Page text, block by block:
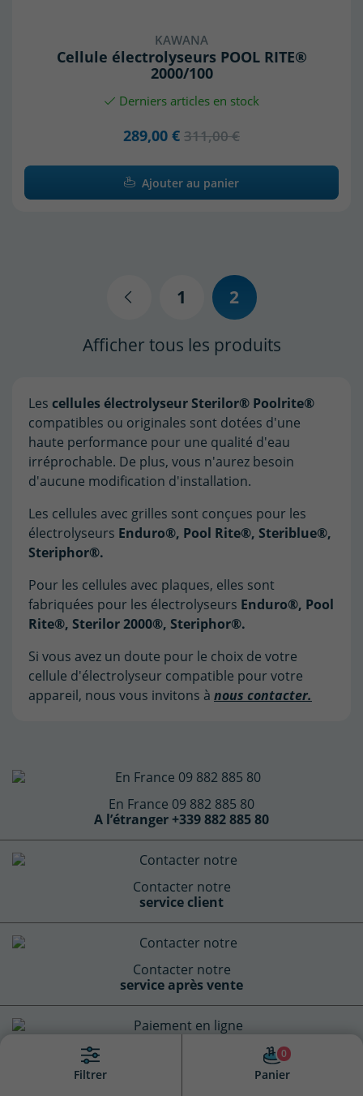
KAWANA
Cellule électrolyseurs POOL RITE®
2000/100
Derniers articles en stock
289,00 € 311,00 €
Ajouter au panier
Précédent
1 2
Afficher tous les produits
Les cellules électrolyseur Sterilor® Poolrite®
compatibles ou originales sont dotées d'une
haute performance pour une qualité d'eau
irréprochable. De plus, vous n'aurez besoin
d'aucune modification d'installation.
Les cellules avec grilles sont conçues pour les
électrolyseurs Enduro®, Pool Rite®, Steriblue®,
Steriphor®.
Pour les cellules avec plaques, elles sont
fabriquées pour les électrolyseurs Enduro®, Pool
Rite®, Sterilor 2000®, Steriphor®.
Si vous avez un doute pour le choix de votre
cellule d'électrolyseur compatible pour votre
appareil, nous vous invitons à nous contacter.
Filtrer Panier
0
En France 09 882 885 80
A l’étranger +339 882 885 80
Contacter notre
service client
Contacter notre
service après vente